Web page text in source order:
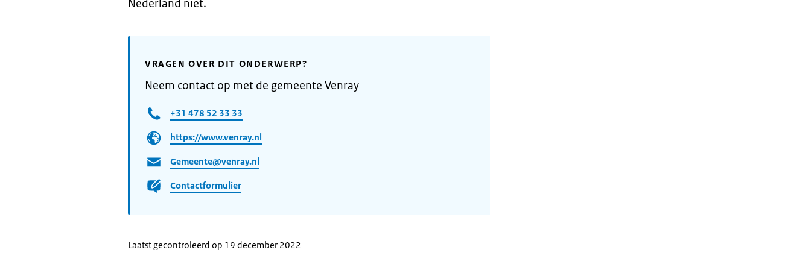
Nederland niet.
VRAGEN OVER DIT ONDERWERP?
Neem contact op met de gemeente Venray
+31 478 52 33 33
https://www.venray.nl
Gemeente@venray.nl
Contactformulier
Laatst gecontroleerd op 19 december 2022